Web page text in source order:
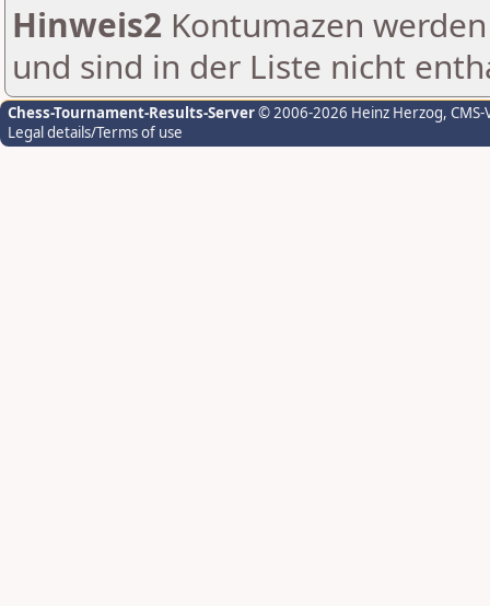
Hinweis2 Kontumazen
und sind in der Liste nicht
Chess-Tournament-Results-Server© 2006-2026 Heinz Herzog,
Legal details/Terms of use